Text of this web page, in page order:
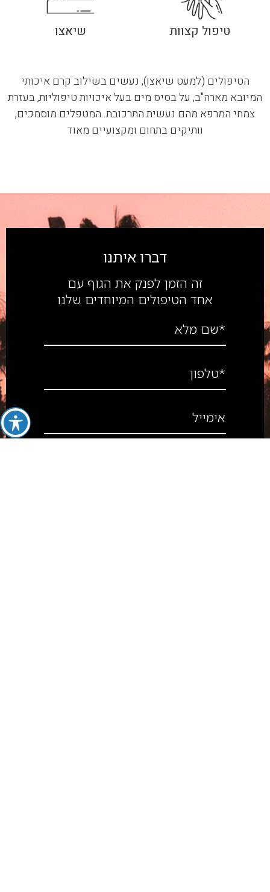
טיפול קצוות שיאצו
הטיפולים (למעט שיאצו), נעשים בשילוב קרם איכותי
המיובא מארה"ב, על בסיס מים בעל איכויות טיפוליות, בעזרת
צמחי המרפא מהם נעשית התרכובת. המטפלים מוסמכים,
וותיקים בתחום ומקצועיים מאוד
דברו איתנו
זה הזמן לפנק את הגוף עם
אחד הטיפולים המיוחדים שלנו
*שם מלא
*טלפון
אימייל
סה״כ לתשלום